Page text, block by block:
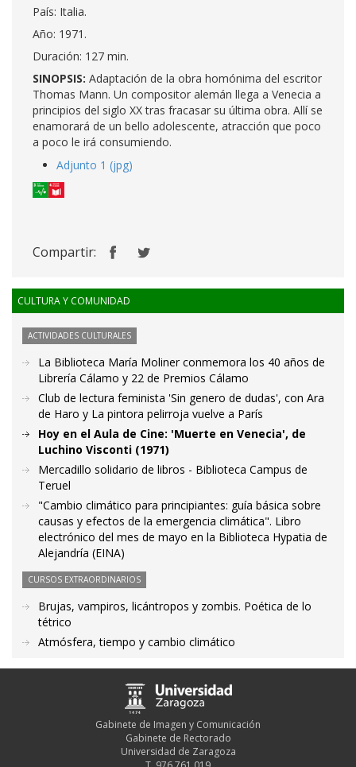
País: Italia.
Año: 1971.
Duración: 127 min.
SINOPSIS: Adaptación de la obra homónima del escritor
Thomas Mann. Un compositor alemán llega a Venecia a
principios del siglo XX tras fracasar su última obra. Allí se
enamorará de un bello adolescente, atracción que poco
a poco le irá consumiendo.
Adjunto 1 (jpg)
Compartir:
CULTURA Y COMUNIDAD
ACTIVIDADES CULTURALES
La Biblioteca María Moliner conmemora los 40 años de
Librería Cálamo y 22 de Premios Cálamo
Club de lectura feminista 'Sin genero de dudas', con Ara
de Haro y La pintora pelirroja vuelve a París
Hoy en el Aula de Cine: 'Muerte en Venecia', de
Luchino Visconti (1971)
Mercadillo solidario de libros - Biblioteca Campus de
Teruel
"Cambio climático para principiantes: guía básica sobre
causas y efectos de la emergencia climática". Libro
electrónico del mes de mayo en la Biblioteca Hypatia de
Alejandría (EINA)
CURSOS EXTRAORDINARIOS
Brujas, vampiros, licántropos y zombis. Poética de lo
tétrico
Atmósfera, tiempo y cambio climático
Gabinete de Imagen y Comunicación
Gabinete de Rectorado
Universidad de Zaragoza